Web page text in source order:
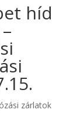
híd
zárlatok